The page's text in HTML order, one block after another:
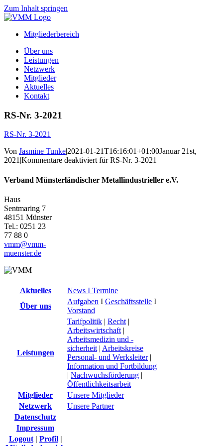
Zum Inhalt springen
Mitgliederbereich
Über uns
Leistungen
Netzwerk
Mitglieder
Aktuelles
Kontakt
RS-Nr. 3-2021
RS-Nr. 3-2021
Von Jasmine Tunke|2021-01-21T16:16:01+01:00Januar 21st,
2021|Kommentare deaktiviertfür RS-Nr. 3-2021
Verband Münsterländischer Metallindustrieller e.V.
Haus
Sentmaring 7
48151 Münster
Tel.: 0251 23
77 88 0
vmm@vmm-
muenster.de
Aktuelles
News I Termine
Über uns
Aufgaben I Geschäftsstelle I
Vorstand
Leistungen
Tarifpolitik | Recht |
Arbeitswirtschaft |
Arbeitsmedizin und -
sicherheit | Arbeitskreise
Personal- und Werksleiter|
Information und Fortbildung
| Nachwuchsförderung |
Öffentlichkeitsarbeit
Mitglieder
Unsere Mitglieder
Netzwerk
Unsere Partner
Datenschutz
Impressum
Logout| Profil|